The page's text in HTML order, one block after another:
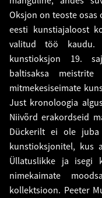
Oksjon on teoste osas
eesti kunstiajaloost
valitud töö kaudu.
kunstioksjon 19.
baltisaksa
mitmekesiseimate
Just kronoloogia
Niivõrd erakordseid
Dückerilt ei ole
kunstioksjonitel, kus
Üllatuslikke ja isegi
nimekaimate
kollektsioon. Peeter